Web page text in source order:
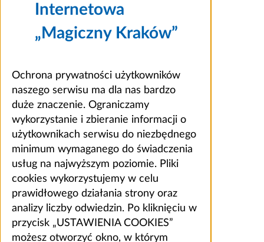
Internetowa
„Magiczny Kraków”
Ochrona prywatności użytkowników
naszego serwisu ma dla nas bardzo
duże znaczenie. Ograniczamy
wykorzystanie i zbieranie informacji o
użytkownikach serwisu do niezbędnego
minimum wymaganego do świadczenia
usług na najwyższym poziomie. Pliki
cookies wykorzystujemy w celu
prawidłowego działania strony oraz
analizy liczby odwiedzin. Po kliknięciu w
przycisk „USTAWIENIA COOKIES”
możesz otworzyć okno, w którym